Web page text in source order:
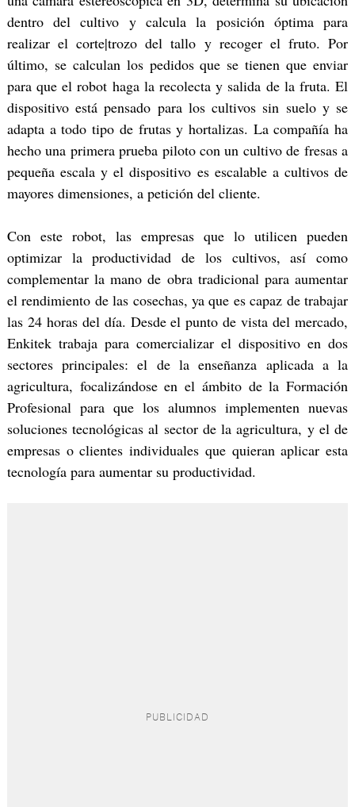
dentro del cultivo y calcula la posición óptima para
realizar el corte|trozo del tallo y recoger el fruto. Por
último, se calculan los pedidos que se tienen que enviar
para que el robot haga la recolecta y salida de la fruta. El
dispositivo está pensado para los cultivos sin suelo y se
adapta a todo tipo de frutas y hortalizas. La compañía ha
hecho una primera prueba piloto con un cultivo de fresas a
pequeña escala y el dispositivo es escalable a cultivos de
mayores dimensiones, a petición del cliente.
Con este robot, las empresas que lo utilicen pueden
optimizar la productividad de los cultivos, así como
complementar la mano de obra tradicional para aumentar
el rendimiento de las cosechas, ya que es capaz de trabajar
las 24 horas del día. Desde el punto de vista del mercado,
Enkitek trabaja para comercializar el dispositivo en dos
sectores principales: el de la enseñanza aplicada a la
agricultura, focalizándose en el ámbito de la Formación
Profesional para que los alumnos implementen nuevas
soluciones tecnológicas al sector de la agricultura, y el de
empresas o clientes individuales que quieran aplicar esta
tecnología para aumentar su productividad.